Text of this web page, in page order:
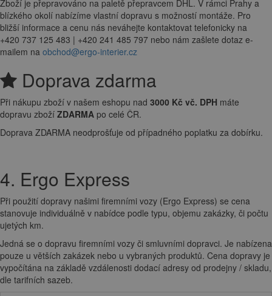
Zboží je přepravováno na paletě přepravcem DHL. V rámci Prahy a
blízkého okolí nabízíme vlastní dopravu s možností montáže. Pro
bližší informace a cenu nás neváhejte kontaktovat telefonicky na
+420 737 125 483 | +420 241 485 797 nebo nám zašlete dotaz e-
mailem na obchod@ergo-interier.cz
Doprava zdarma
Při nákupu zboží v našem eshopu nad 3000 Kč vč. DPH máte
dopravu zboží ZDARMA po celé ČR.
Doprava ZDARMA neodprošťuje od případného poplatku za dobírku.
4. Ergo Express
Při použití dopravy našimi firemními vozy (Ergo Express) se cena
stanovuje individuálně v nabídce podle typu, objemu zakázky, či počtu
ujetých km.
Jedná se o dopravu firemními vozy či smluvními dopravci. Je nabízena
pouze u větších zakázek nebo u vybraných produktů. Cena dopravy je
vypočítána na základě vzdálenosti dodací adresy od prodejny / skladu,
dle tarifních sazeb.